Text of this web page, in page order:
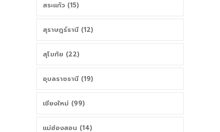
สระแก้ว (15)
สุราษฎร์ธานี (12)
สุโขทัย (22)
อุบลราชธานี (19)
เชียงใหม่ (99)
แม่ฮ่องสอน (14)